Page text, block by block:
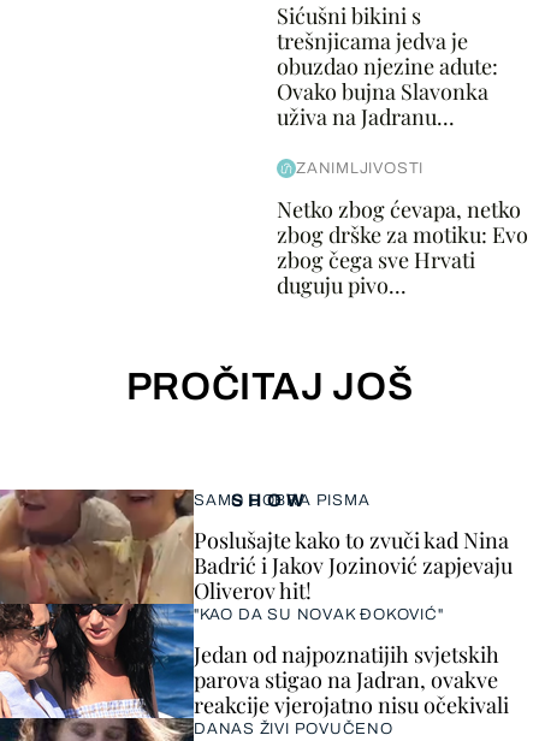
Sićušni bikini s
trešnjicama jedva je
obuzdao njezine adute:
Ovako bujna Slavonka
uživa na Jadranu...
ZANIMLJIVOSTI
Netko zbog ćevapa, netko
zbog drške za motiku: Evo
zbog čega sve Hrvati
duguju pivo...
PROČITAJ JOŠ
SHOW
SAMO DOBRA PISMA
Poslušajte kako to zvuči kad Nina
Badrić i Jakov Jozinović zapjevaju
Oliverov hit!
"KAO DA SU NOVAK ĐOKOVIĆ"
Jedan od najpoznatijih svjetskih
parova stigao na Jadran, ovakve
reakcije vjerojatno nisu očekivali
DANAS ŽIVI POVUČENO